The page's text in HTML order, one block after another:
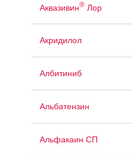
Аквазивин®Лор
Акридилол
Албитиниб
Альбатензин
Альфакаин СП